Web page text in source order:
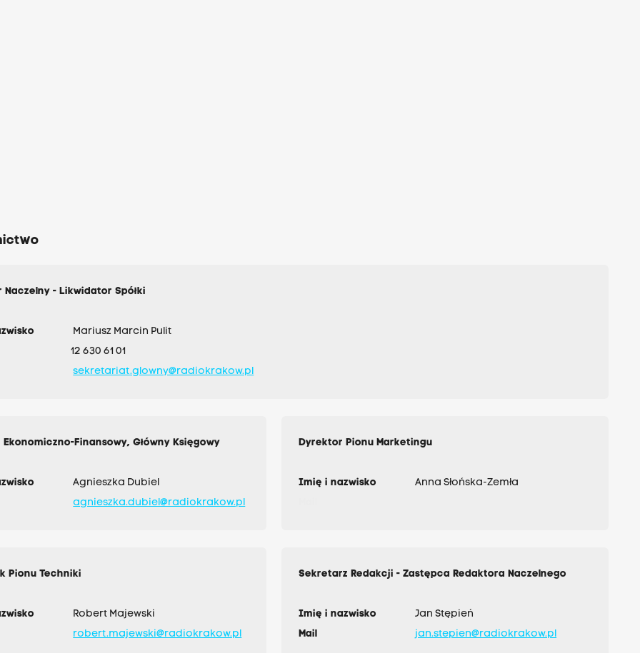
Naczelny - Likwidator Spółki
Mariusz Marcin Pulit
12 630 61 01
sekretariat.glowny@radiokrakow.pl
Finansowy, Główny Księgowy
Agnieszka Dubiel
agnieszka.dubiel@radiokrakow.pl
Dyrektor Pionu Marketingu
Imię i nazwisko
Anna Słońska-Zemła
Pionu Techniki
Robert Majewski
robert.majewski@radiokrakow.pl
Sekretarz Redakcji - Zastępca Redaktora Naczelnego
Imię i nazwisko
Jan Stępień
Mail
jan.stepien@radiokrakow.pl